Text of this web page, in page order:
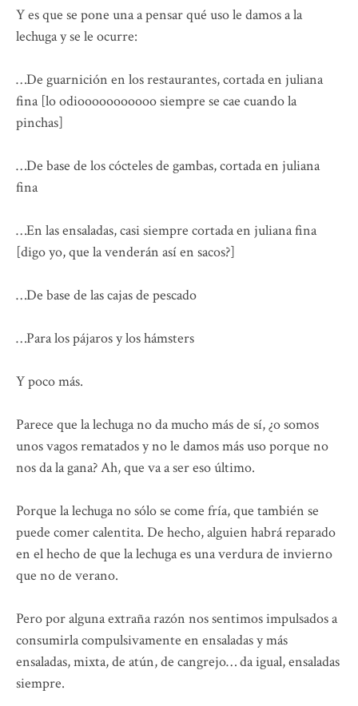
Y es que se pone una a pensar qué uso le damos a la
lechuga y se le ocurre:
…De guarnición en los restaurantes, cortada en juliana
fina [lo odiooooooooooo siempre se cae cuando la
pinchas]
…De base de los cócteles de gambas, cortada en juliana
fina
…En las ensaladas, casi siempre cortada en juliana fina
[digo yo, que la venderán así en sacos?]
…De base de las cajas de pescado
…Para los pájaros y los hámsters
Y poco más.
Parece que la lechuga no da mucho más de sí, ¿o somos
unos vagos rematados y no le damos más uso porque no
nos da la gana? Ah, que va a ser eso último.
Porque la lechuga no sólo se come fría, que también se
puede comer calentita. De hecho, alguien habrá reparado
en el hecho de que la lechuga es una verdura de invierno
que no de verano.
Pero por alguna extraña razón nos sentimos impulsados a
consumirla compulsivamente en ensaladas y más
ensaladas, mixta, de atún, de cangrejo… da igual, ensaladas
siempre.